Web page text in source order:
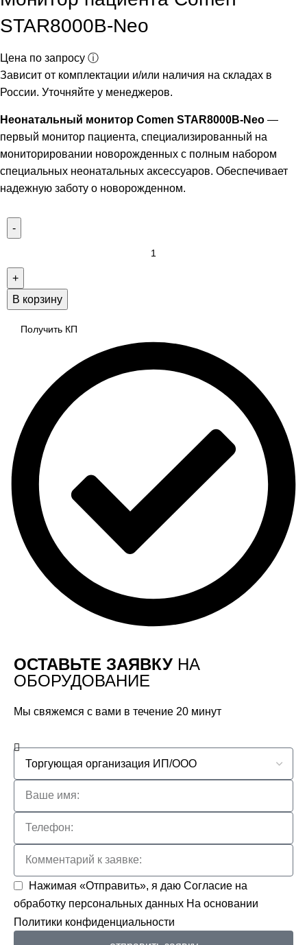
STAR8000В-Neo
Цена по запросу ⓘ
Зависит от комплектации и/или наличия на складах в
России. Уточняйте у менеджеров.
Неонатальный монитор Comen STAR8000B-Neo —
первый монитор пациента, специализированный на
мониторировании новорожденных с полным набором
специальных неонатальных аксессуаров. Обеспечивает
надежную заботу о новорожденном.
В корзину
Получить КП
ОСТАВЬТЕ ЗАЯВКУ НА
ОБОРУДОВАНИЕ
Мы свяжемся с вами в течение 20 минут
Нажимая «Отправить», я даю Согласие на
обработку персональных данных На основании
Политики конфиденциальности